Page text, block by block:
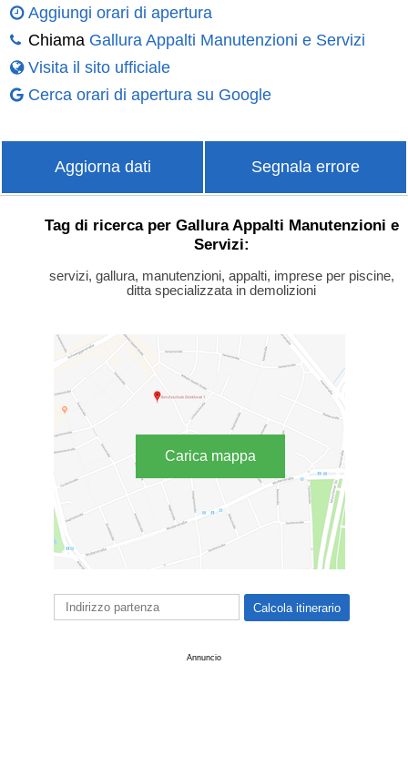
Aggiungi orari di apertura
Chiama Gallura Appalti Manutenzioni e Servizi
Visita il sito ufficiale
Cerca orari di apertura su Google
Aggiorna dati Segnala errore
Tag di ricerca per Gallura Appalti Manutenzioni e
Servizi:
servizi, gallura, manutenzioni, appalti, imprese per piscine,
ditta specializzata in demolizioni
Carica mappa
Annuncio